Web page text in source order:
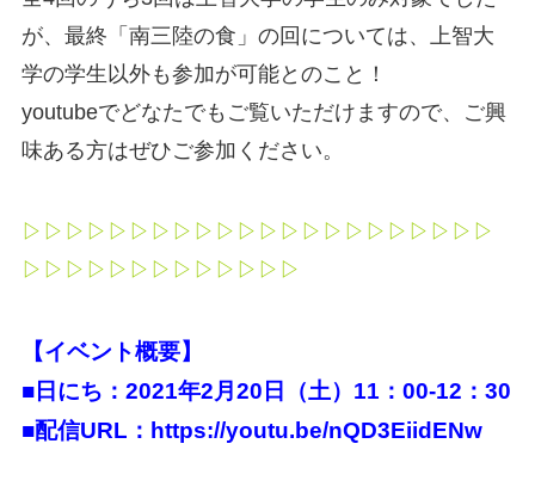
が、最終「南三陸の食」の回については、上智大
学の学生以外も参加が可能とのこと！
youtubeでどなたでもご覧いただけますので、ご興
味ある方はぜひご参加ください。
▷▷▷▷▷▷▷▷▷▷▷▷▷▷▷▷▷▷▷▷▷▷
▷▷▷▷▷▷▷▷▷▷▷▷▷
【イベント概要】
■日にち：2021年2月20日（土）11：00-12：30
■配信URL：https://youtu.be/nQD3EiidENw